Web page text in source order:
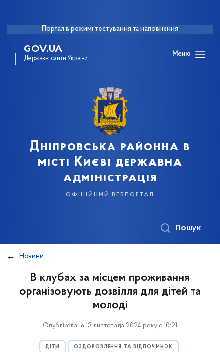
Портал в режимі тестування та наповнення
GOV.UA
Державні сайти України
Меню
Дніпровська районна в
місті Києві державна
адміністрація
офіційний вебпортал
Пошук
Новини
В клубах за місцем проживання
організовують дозвілля для дітей та
молоді
Опубліковано 13 листопада 2024 року о 10:21
ДІТИ ОЗДОРОВЛЕННЯ ТА ВІДПОЧИНОК